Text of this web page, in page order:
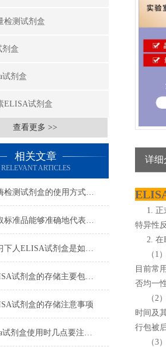
检测试剂盒
剂盒
试剂盒
ELISA试剂盒
查看更多 >>
相关文章
RELEVANT ARTICLES
荧光素酶检测试剂盒的使用方式可别说不知道
植物提取标准品能够准确地代表植物中的某种特定成分
一起学习下人ELISA试剂盒是如何储存的
植物ELISA试剂盒的存储主要包括以下几个方面
试剂盒的存储注意事项
进口elisa试剂盒使用时几点要注意的地方
详细
1. 正
特异性
2. 在
（1）
目前常
否均一
（2）
时间及
行包被
（3）